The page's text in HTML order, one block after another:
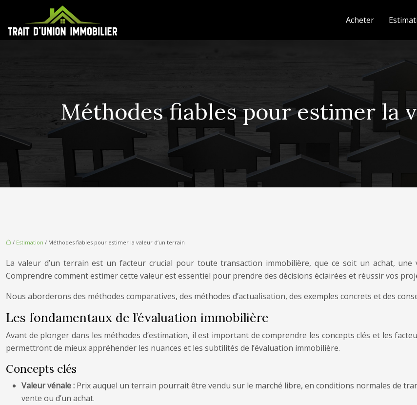
Acheter
Méthodes fiables pour estimer la
/ Estimation / Méthodes fiables pour estimer la valeur d’un terrain
La valeur d’un terrain est un facteur crucial pour toute transaction immobilière, que ce soit un achat,
Comprendre comment estimer cette valeur est essentiel pour prendre des décisions éclairées et réussir vos
Nous aborderons des méthodes comparatives, des méthodes d’actualisation, des exemples concrets et des
Les fondamentaux de l’évaluation immobilière
Avant de plonger dans les méthodes d’estimation, il est important de comprendre les concepts clés et les
permettront de mieux appréhender les nuances et les subtilités de l’évaluation immobilière.
Concepts clés
Valeur vénale : Prix auquel un terrain pourrait être vendu sur le marché libre, en conditions normales de
vente ou d’un achat.